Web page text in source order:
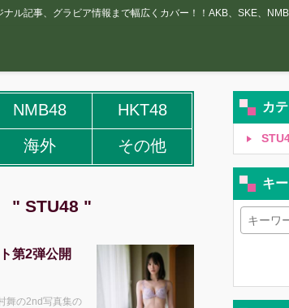
ル記事、グラビア情報まで幅広くカバー！！AKB、SKE、
NMB48
HKT48
海外 その他
" STU48 "
第2弾公開
舞の2nd写真集の
カ
キ